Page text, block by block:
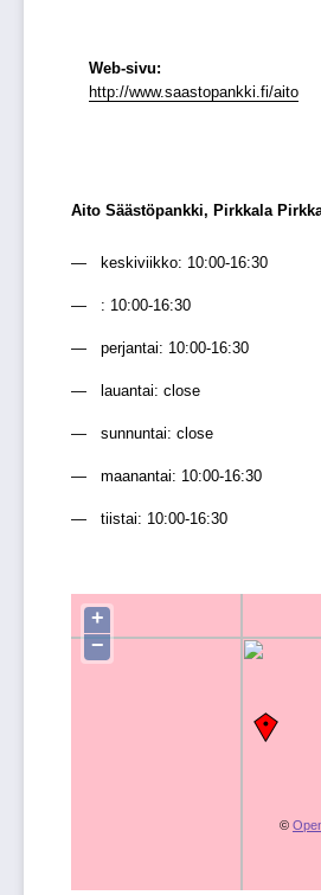
Web-sivu:
http://www.saastopankki.fi/aito
Aito Säästöpankki, Pirkkala
keskiviikko: 10:00-16:30
: 10:00-16:30
perjantai: 10:00-16:30
lauantai: close
sunnuntai: close
maanantai: 10:00-16:30
tiistai: 10:00-16:30
+
−
©